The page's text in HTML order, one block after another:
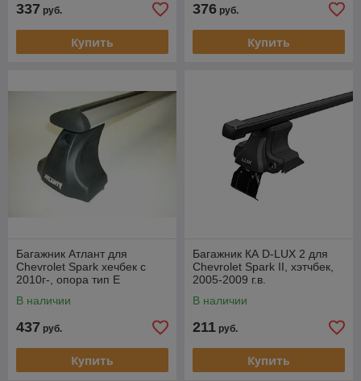
337 руб.
Купить
376 руб.
Купить
Багажник Атлант для
Chevrolet Spark хечбек с
2010г-, опора тип Е
В наличии
437 руб.
Купить
Багажник КА D-LUX 2 для
Chevrolet Spark II, хэтчбек,
2005-2009 г.в.
В наличии
211 руб.
Купить